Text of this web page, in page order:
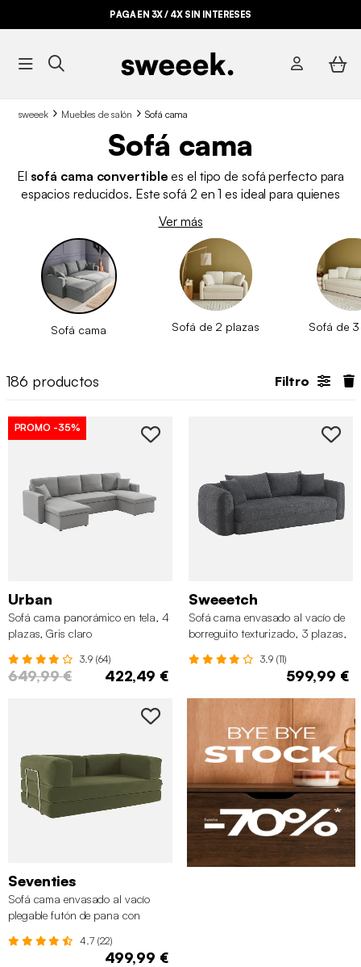
PAGA EN 3X / 4X SIN INTERESES
sweeek Muebles de salón Sofá cama
Sofá cama
El sofá cama convertiblees el tipo de sofá perfecto para
espacios reducidos. Este sofá 2 en 1 es ideal para quienes
posibilidad de transformarlo en cama y con
almacenamiento
. Nuestros sofás convertibles son
económicos y prácticos, puedes elegir entre diferentes tipos y
colores que se adapten a tu estilo o necesidades.
Ver más
Sofá cama Sofá de 2 plazas Sofá de
186 productos Filtro
PROMO -35%
Urban
Sofá cama panorámico en tela, 4
plazas, Gris claro
3.9 (64)
649,99 € 422,49 €
Sweeetch
Sofá cama envasado al vacío de
borreguito texturizado, 3 plazas,
3.9 (11)
599,99 €
Seventies
Sofá cama envasado al vacío
plegable futón de pana con
Verde kaki
4.7 (22)
499,99 €